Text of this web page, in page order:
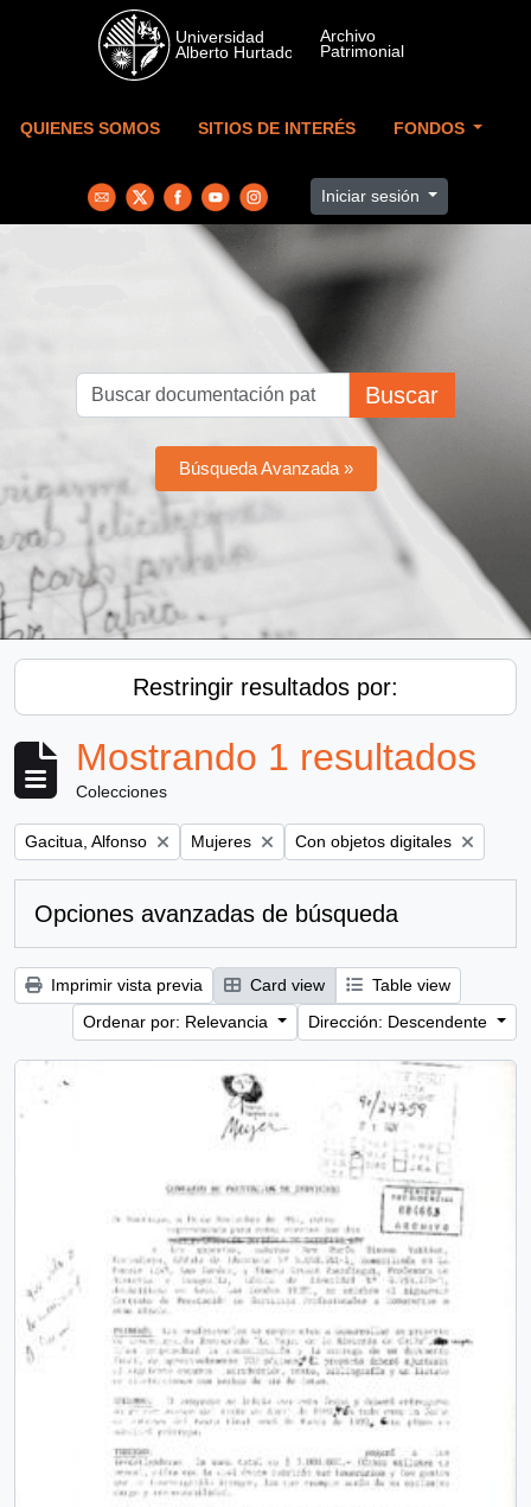
Skip to main content
QUIENES SOMOS SITIOS DE INTERÉS FONDOS
Iniciar sesión
Buscar
Búsqueda Avanzada »
Restringir resultados por:
Mostrando 1 resultados
Colecciones
Remove filter:
Gacitua, Alfonso Remove filter:
Mujeres Remove filter:
Con objetos digitales
Opciones avanzadas de búsqueda
Imprimir vista previa Card view
Table view
Ordenar por: Relevancia
Dirección: Descendente